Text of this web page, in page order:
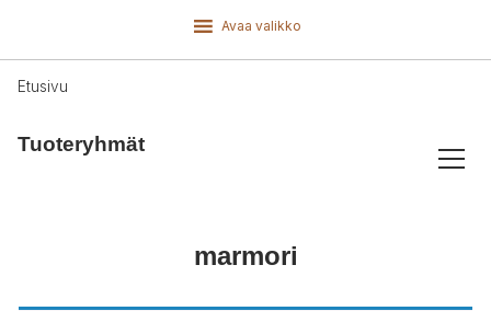
Avaa valikko
Etusivu
Tuoteryhmät
marmori